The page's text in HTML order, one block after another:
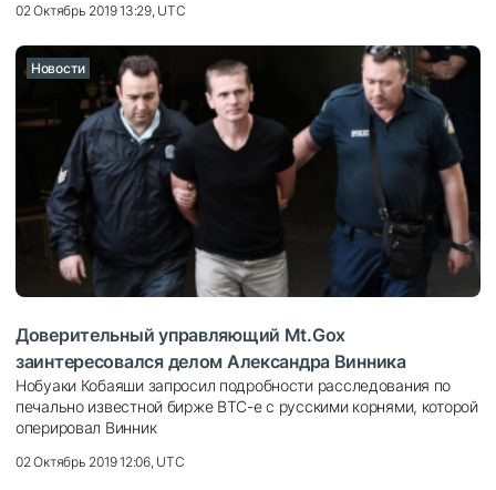
02 Октябрь 2019 13:29, UTC
Новости
Доверительный управляющий Mt.Gox
заинтересовался делом Александра Винника
Нобуаки Кобаяши запросил подробности расследования по
печально известной бирже BTC-e с русскими корнями, которой
оперировал Винник
02 Октябрь 2019 12:06, UTC